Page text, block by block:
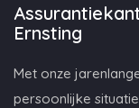
Ernsting
Met onze
persoonlijke situatie